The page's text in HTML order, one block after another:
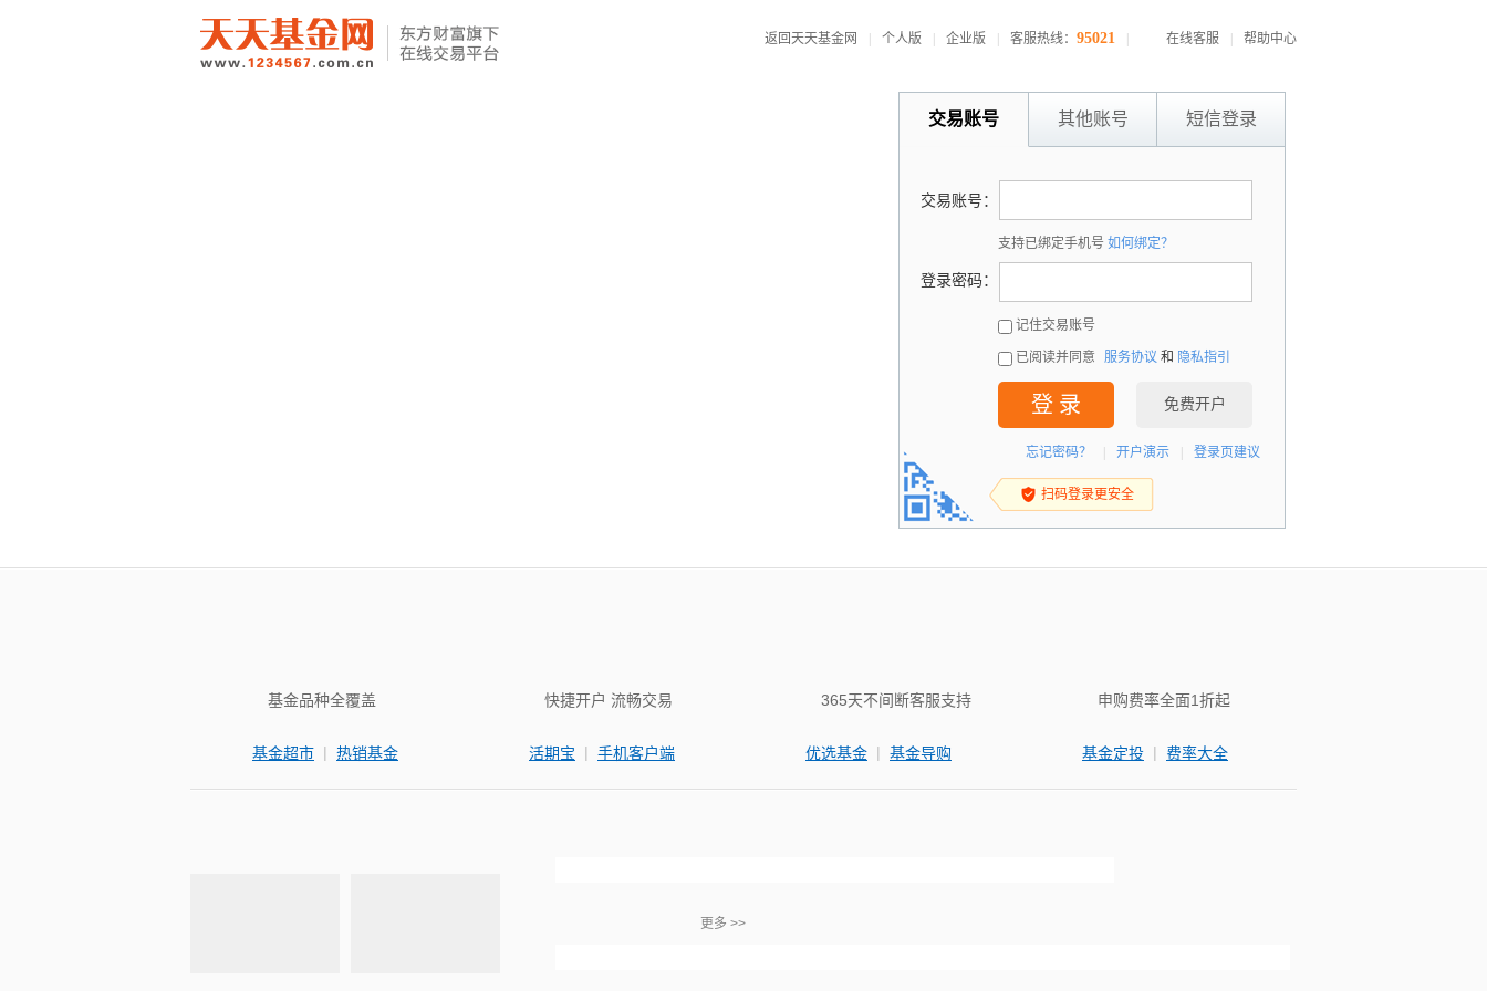
返回天天基金网 个人版 企业版 客服热线： 95021 在线客服 帮助中心
交易账号 其他账号 短信登录
交易账号：
支持已绑定手机号 如何绑定？
登录密码：
记住交易账号
已阅读并同意 服务协议 和 隐私指引
登 录 免费开户
忘记密码？ 开户演示 登录页建议
扫码登录更安全
基金品种全覆盖
基金超市 | 热销基金
快捷开户 流畅交易
活期宝 | 手机客户端
365天不间断客服支持
优选基金 | 基金导购
申购费率全面1折起
基金定投 | 费率大全
更多 >>